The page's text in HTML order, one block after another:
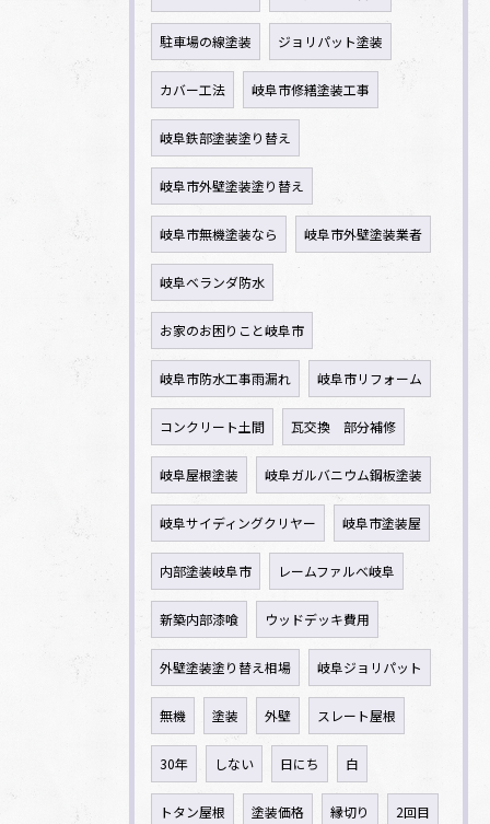
駐車場の線塗装 ジョリパット塗装
カバー工法 岐阜市修繕塗装工事
岐阜鉄部塗装塗り替え
岐阜市外壁塗装塗り替え
岐阜市無機塗装なら 岐阜市外壁塗装業者
岐阜ベランダ防水
お家のお困りこと岐阜市
岐阜市防水工事雨漏れ 岐阜市リフォーム
コンクリート土間 瓦交換 部分補修
岐阜屋根塗装 岐阜ガルバニウム鋼板塗装
岐阜サイディングクリヤー 岐阜市塗装屋
内部塗装岐阜市 レームファルべ岐阜
新築内部漆喰 ウッドデッキ費用
外壁塗装塗り替え相場 岐阜ジョリパット
無機 塗装 外壁 スレート屋根
30年 しない 日にち 白
トタン屋根 塗装価格 縁切り 2回目